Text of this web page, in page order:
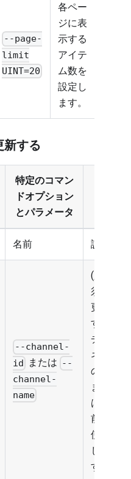
--page-
limit
UINT=20
各ペー
ジに表
示する
アイテ
ム数を
設定し
ます。
新する
特定のコマン
ドオプション
とパラメータ
名前 説明
--channel-
id
または --
channel-
name
(必
須)
更新
する
チャ
ネル
のID
また
は名
前を
使用
しま
す。